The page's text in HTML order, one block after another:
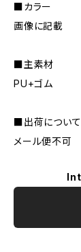
■カラー
画像に記載
■主素材
PU+ゴム
■出荷について
メール便不可